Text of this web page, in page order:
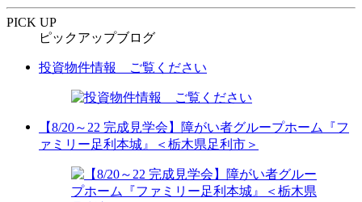
PICK UP
ピックアップブログ
投資物件情報 ご覧ください
【8/20～22 完成見学会】障がい者グループホーム『フ
ァミリー足利本城』＜栃木県足利市＞